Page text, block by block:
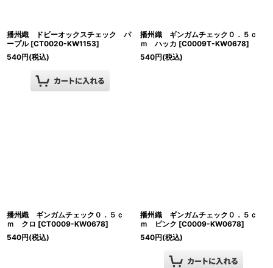
播州織 ドビーオックスチェック パ
ープル [CT0020-KW1153]
540円(税込)
播州織 ギンガムチェック０．５ｃ
ｍ ハッカ [C0009T-KW0678]
540円(税込)
播州織 ギンガムチェック０．５ｃ
ｍ クロ [CT0009-KW0678]
540円(税込)
播州織 ギンガムチェック０．５ｃ
ｍ ピンク [C0009-KW0678]
540円(税込)